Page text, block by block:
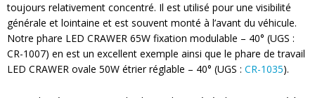
toujours relativement concentré. Il est utilisé pour une visibilité
générale et lointaine et est souvent monté à l’avant du véhicule.
Notre phare LED CRAWER 65W fixation modulable – 40° (UGS :
CR-1007) en est un excellent exemple ainsi que le phare de travail
LED CRAWER ovale 50W étrier réglable – 40° (UGS : CR-1035).